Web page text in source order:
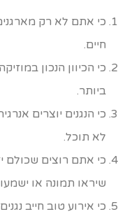
כי אתם לא רק מארגנים
חיים.
כי הכיוון הנכון
ביותר.
כי הנגנים יוצרים
לא תוכל.
כי אתם רוצים שכולם
שיראו תמונה או
כי אירוע טוב חייב